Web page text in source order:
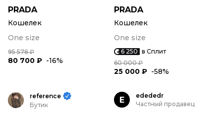
PRADA
Кошелек
One size
95 578 ₽
80 700 ₽ -16%
PRADA
Кошелек
One size
6 250 в Сплит
60 000 ₽
25 000 ₽ -58%
reference
Бутик
E
edededr
Частный продавец